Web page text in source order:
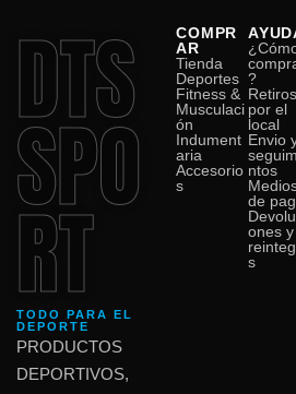
DTS
SPO
RT
TODO PARA EL
DEPORTE
PRODUCTOS
DEPORTIVOS,
COMPR
AR
Tienda
Deportes
Fitness &
Musculaci
ón
Indument
aria
Accesorio
s
?
Retiros
por el
local
Envio
ntos
de
ones y
s